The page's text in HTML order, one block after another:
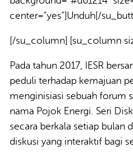
center="yes"]Unduh[/
[/su_column] [su_column
Pada tahun 2017, IESR
peduli terhadap kemajuan
menginisiasi sebuah forum
nama Pojok Energi. Seri
secara berkala setiap bulan
diskusi yang interaktif bagi